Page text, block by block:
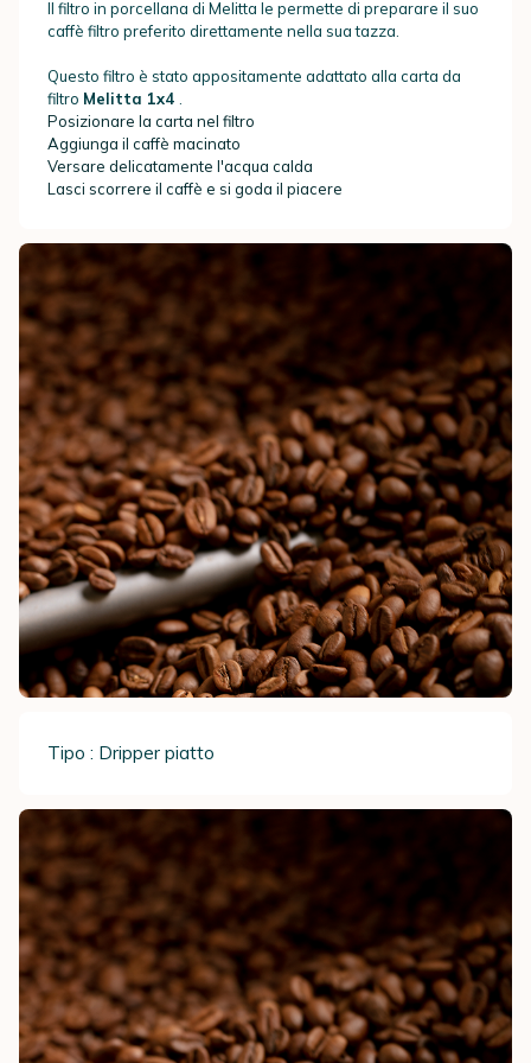
Il filtro in porcellana di Melitta le permette di preparare il suo
caffè filtro preferito direttamente nella sua tazza.
Questo filtro è stato appositamente adattato alla carta da
filtro Melitta 1x4
Posizionare la carta nel filtro
Aggiunga il caffè macinato
Versare delicatamente l'acqua calda
Lasci scorrere il caffè e si goda il piacere
Tipo : Dripper piatto